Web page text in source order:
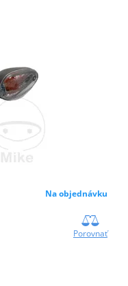
Na objednávku
Porovnať